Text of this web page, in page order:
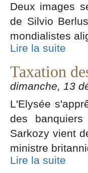
Deux images
de Silvio
mondialistes
Lire la suite
Taxation
dimanche, 13
L'Elysée
des
Sarkozy vient
ministre
Lire la suite